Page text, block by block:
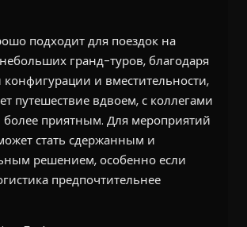
подходит для поездок на
гранд-туров, благодаря
и вместительности,
путешествие вдвоем, с коллегами
более приятным. Для мероприятий
стать сдержанным и
решением, особенно если
предпочтительнее